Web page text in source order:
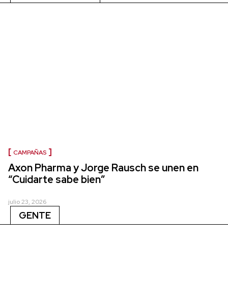
CAMPAÑAS
Axon Pharma y Jorge Rausch se unen en
“Cuidarte sabe bien”
julio 23, 2026
GENTE